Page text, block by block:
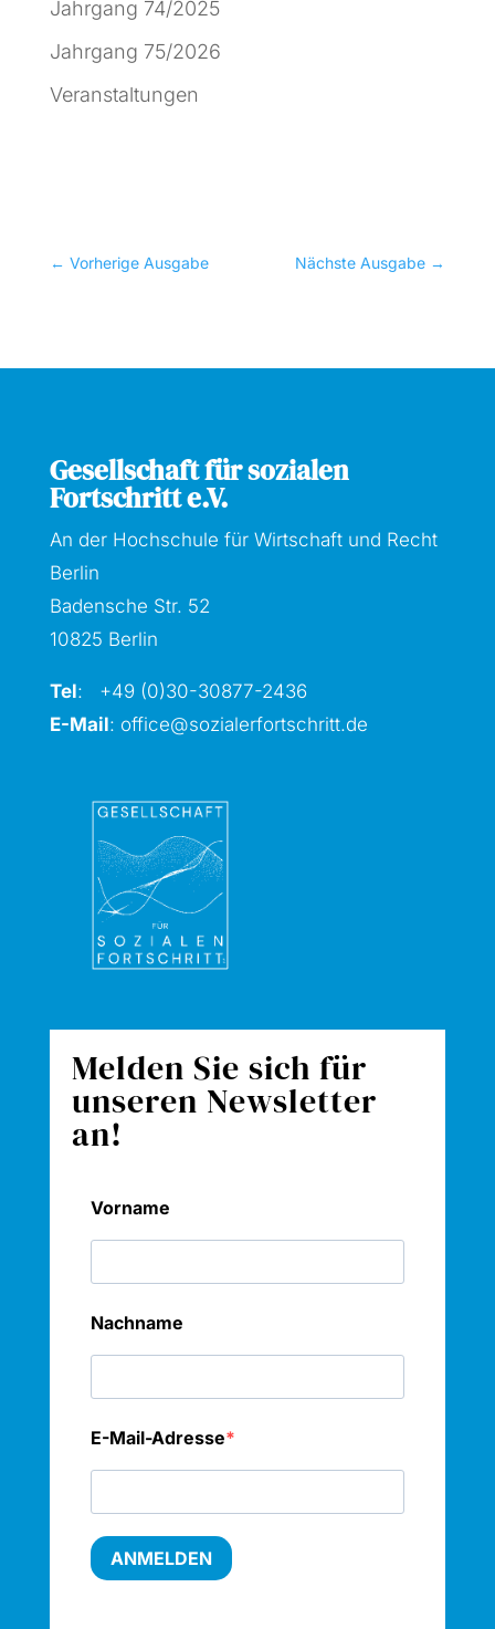
Jahrgang 74/2025
Jahrgang 75/2026
Veranstaltungen
← Vorherige Ausgabe Nächste Ausgabe →
Gesellschaft für sozialen
Fortschritt e.V.
An der Hochschule für Wirtschaft und Recht
Berlin
Badensche Str. 52
10825 Berlin
Tel: +49 (0)30-30877-2436
E-Mail: office@sozialerfortschritt.de
Melden Sie sich für
unseren Newsletter
an!
Vorname
Nachname
E-Mail-Adresse
ANMELDEN